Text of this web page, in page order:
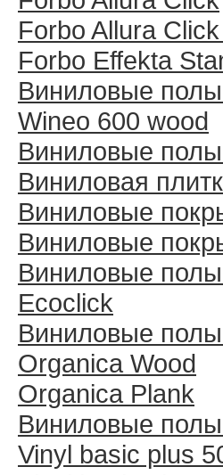
Forbo Allura
Forbo Effekta
Виниловые
Wineo 600 wood
Виниловые
Виниловая
Виниловые
Виниловые
Виниловые
Ecoclick
Виниловые
Organica Wood
Organica Plank
Виниловые
Vinyl basic plus